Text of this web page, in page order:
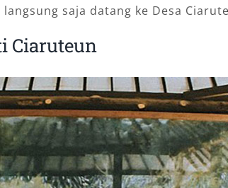
saja datang ke Desa
Ciaruteun